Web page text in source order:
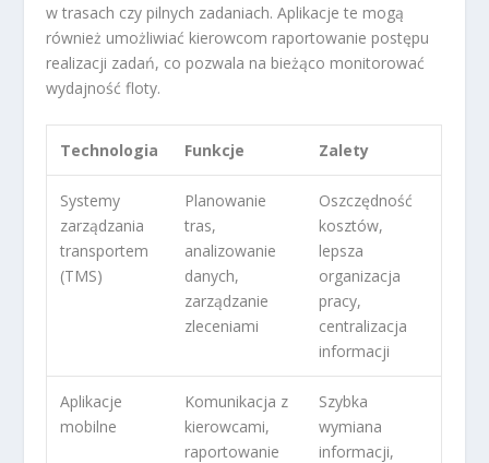
w trasach czy pilnych zadaniach. Aplikacje te mogą
również umożliwiać kierowcom raportowanie postępu
realizacji zadań, co pozwala na bieżąco monitorować
wydajność floty.
Technologia Funkcje Zalety
Systemy
zarządzania
transportem
(TMS)
Planowanie
tras,
analizowanie
danych,
zarządzanie
zleceniami
Oszczędność
kosztów,
lepsza
organizacja
pracy,
centralizacja
informacji
Aplikacje
mobilne
Komunikacja z
kierowcami,
raportowanie
Szybka
wymiana
informacji,